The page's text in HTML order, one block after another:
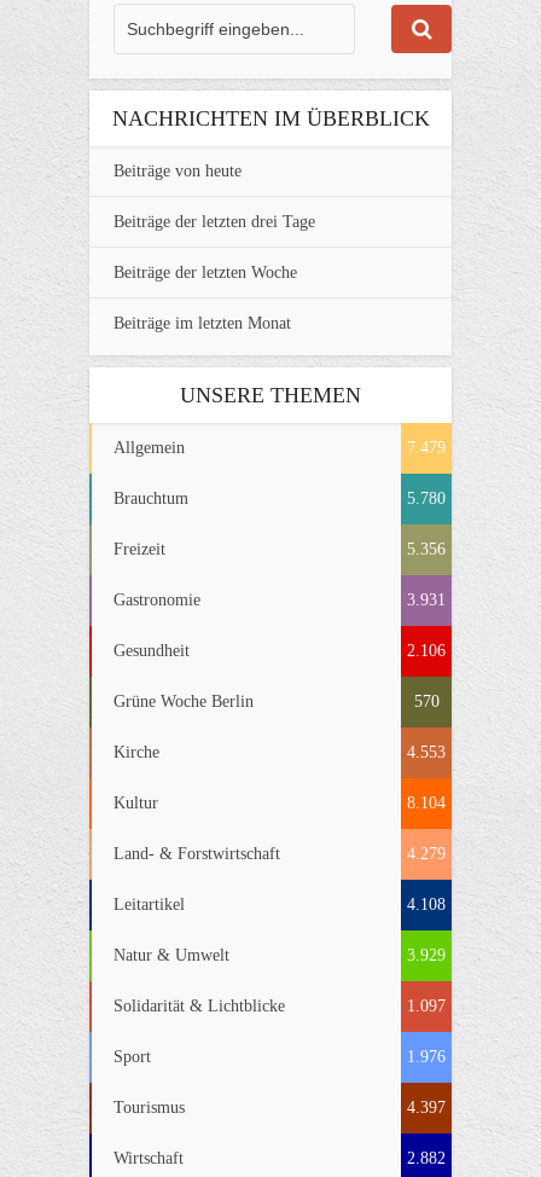
NACHRICHTEN IM ÜBERBLICK
Beiträge von heute
Beiträge der letzten drei Tage
Beiträge der letzten Woche
Beiträge im letzten Monat
UNSERE THEMEN
Allgemein 7.479
Brauchtum 5.780
Freizeit 5.356
Gastronomie 3.931
Gesundheit 2.106
Grüne Woche Berlin 570
Kirche 4.553
Kultur 8.104
Land- & Forstwirtschaft 4.279
Leitartikel 4.108
Natur & Umwelt 3.929
Solidarität & Lichtblicke 1.097
Sport 1.976
Tourismus 4.397
Wirtschaft 2.882